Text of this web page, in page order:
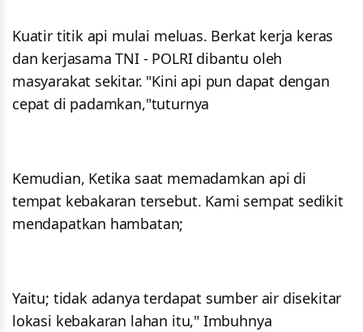
Kuatir titik api mulai meluas. Berkat kerja keras
dan kerjasama TNI - POLRI dibantu oleh
masyarakat sekitar. "Kini api pun dapat dengan
cepat di padamkan,"tuturnya
Kemudian, Ketika saat memadamkan api di
tempat kebakaran tersebut. Kami sempat sedikit
mendapatkan hambatan;
Yaitu; tidak adanya terdapat sumber air disekitar
lokasi kebakaran lahan itu," Imbuhnya